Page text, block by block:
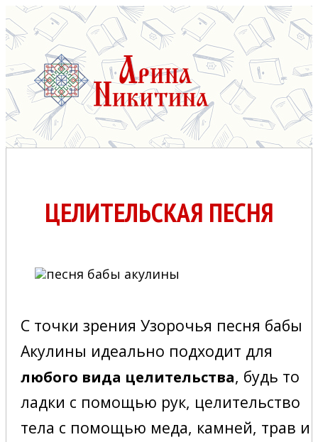
ЦЕЛИТЕЛЬСКАЯ ПЕСНЯ
С точки зрения Узорочья песня бабы
Акулины идеально подходит для
любого вида целительства, будь то
ладки с помощью рук, целительство
тела с помощью меда, камней, трав и